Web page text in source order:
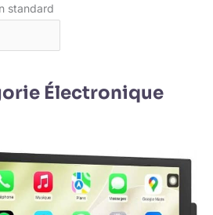
Électronique